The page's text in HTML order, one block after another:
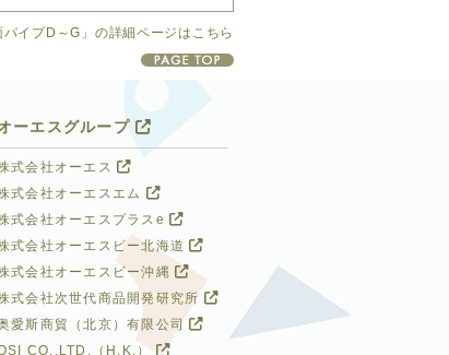
パイプD～G」の詳細ページはこちら
ーエスグループ
式会社オーエス
式会社オーエスエム
式会社オーエスプラスe
式会社オーエスビー北海道
式会社オーエスビー沖縄
式会社次世代商品開発研究所
愛斯商貿（北京）有限公司
CO.,LTD.（H.K.）